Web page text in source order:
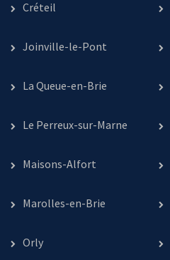
Créteil
Joinville-le-Pont
La Queue-en-Brie
Le Perreux-sur-Marne
Maisons-Alfort
Marolles-en-Brie
Orly